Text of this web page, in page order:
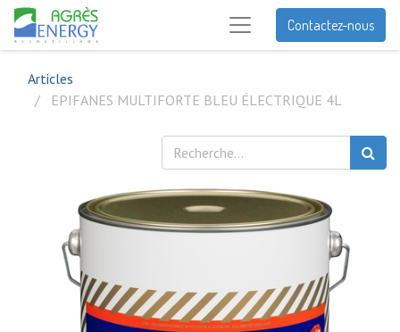
Contactez-nous
Articles
EPIFANES MULTIFORTE BLEU ÉLECTRIQUE 4L